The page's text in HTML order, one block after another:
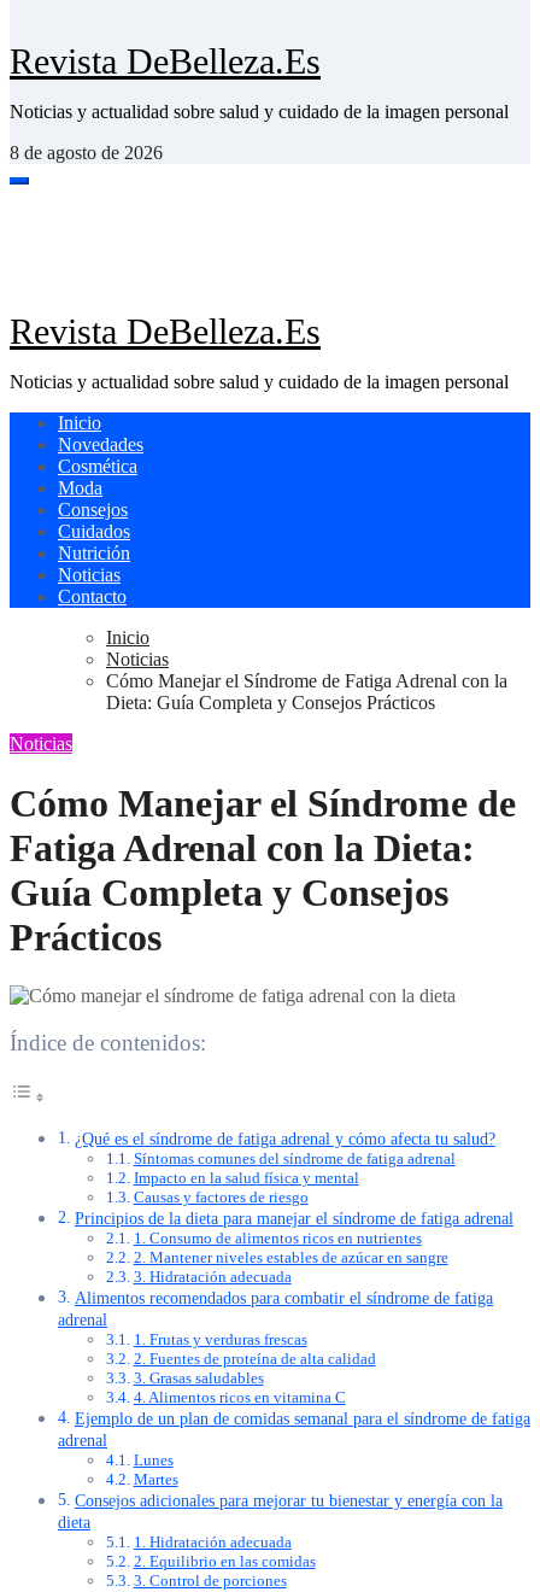
Revista DeBelleza.Es
Noticias y actualidad sobre salud y cuidado de la imagen personal
8 de agosto de 2026
Revista DeBelleza.Es
Noticias y actualidad sobre salud y cuidado de la imagen personal
Inicio
Novedades
Cosmética
Moda
Consejos
Cuidados
Nutrición
Noticias
Contacto
Inicio
Noticias
Cómo Manejar el Síndrome de Fatiga Adrenal con la
Dieta: Guía Completa y Consejos Prácticos
Noticias
Cómo Manejar el Síndrome de
Fatiga Adrenal con la Dieta:
Guía Completa y Consejos
Prácticos
Índice de contenidos:
¿Qué es el síndrome de fatiga adrenal y cómo afecta tu salud?
Síntomas comunes del síndrome de fatiga adrenal
Impacto en la salud física y mental
Causas y factores de riesgo
Principios de la dieta para manejar el síndrome de fatiga adrenal
1. Consumo de alimentos ricos en nutrientes
2. Mantener niveles estables de azúcar en sangre
3. Hidratación adecuada
Alimentos recomendados para combatir el síndrome de fatiga
adrenal
1. Frutas y verduras frescas
2. Fuentes de proteína de alta calidad
3. Grasas saludables
4. Alimentos ricos en vitamina C
Ejemplo de un plan de comidas semanal para el síndrome de fatiga
adrenal
Lunes
Martes
Consejos adicionales para mejorar tu bienestar y energía con la
dieta
1. Hidratación adecuada
2. Equilibrio en las comidas
3. Control de porciones